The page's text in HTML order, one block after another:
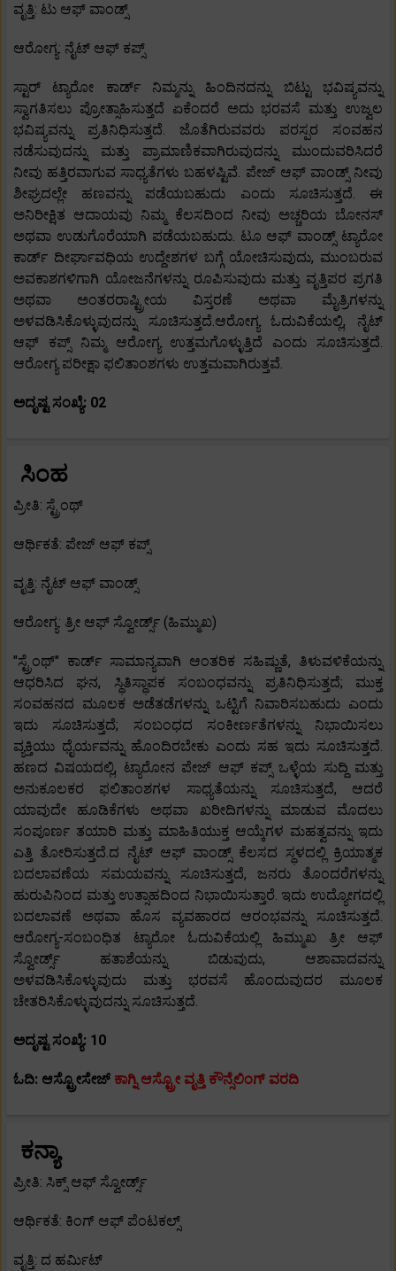
ವೃತ್ತಿ: ಟು ಆಫ್ ವಾಂಡ್ಸ್
ಆರೋಗ್ಯ: ನೈಟ್ ಆಫ್ ಕಪ್ಸ್
ಸ್ಟಾರ್ ಟ್ಯಾರೋ ಕಾರ್ಡ್ ನಿಮ್ಮನ್ನು ಹಿಂದಿನದನ್ನು ಬಿಟ್ಟು ಭವಿಷ್ಯವನ್ನು
ಸ್ವಾಗತಿಸಲು ಪ್ರೋತ್ಸಾಹಿಸುತ್ತದೆ ಏಕೆಂದರೆ ಅದು ಭರವಸೆ ಮತ್ತು ಉಜ್ವಲ
ಭವಿಷ್ಯವನ್ನು ಪ್ರತಿನಿಧಿಸುತ್ತದೆ. ಜೊತೆಗಿರುವವರು ಪರಸ್ಪರ ಸಂವಹನ
ನಡೆಸುವುದನ್ನು ಮತ್ತು ಪ್ರಾಮಾಣಿಕವಾಗಿರುವುದನ್ನು ಮುಂದುವರಿಸಿದರೆ
ನೀವು ಹತ್ತಿರವಾಗುವ ಸಾಧ್ಯತೆಗಳು ಬಹಳಷ್ಟಿವೆ. ಪೇಜ್ ಆಫ್ ವಾಂಡ್ಸ್ ನೀವು
ಶೀಘ್ರದಲ್ಲೇ ಹಣವನ್ನು ಪಡೆಯಬಹುದು ಎಂದು ಸೂಚಿಸುತ್ತದೆ. ಈ
ಅನಿರೀಕ್ಷಿತ ಆದಾಯವು ನಿಮ್ಮ ಕೆಲಸದಿಂದ ನೀವು ಅಚ್ಚರಿಯ ಬೋನಸ್
ಅಥವಾ ಉಡುಗೊರೆಯಾಗಿ ಪಡೆಯಬಹುದು. ಟೂ ಆಫ್ ವಾಂಡ್ಸ್ ಟ್ಯಾರೋ
ಕಾರ್ಡ್ ದೀರ್ಘಾವಧಿಯ ಉದ್ದೇಶಗಳ ಬಗ್ಗೆ ಯೋಚಿಸುವುದು, ಮುಂಬರುವ
ಅವಕಾಶಗಳಿಗಾಗಿ ಯೋಜನೆಗಳನ್ನು ರೂಪಿಸುವುದು ಮತ್ತು ವೃತ್ತಿಪರ ಪ್ರಗತಿ
ಅಥವಾ ಅಂತರರಾಷ್ಟ್ರೀಯ ವಿಸ್ತರಣೆ ಅಥವಾ ಮೈತ್ರಿಗಳನ್ನು
ಅಳವಡಿಸಿಕೊಳ್ಳುವುದನ್ನು ಸೂಚಿಸುತ್ತದೆ.ಆರೋಗ್ಯ ಓದುವಿಕೆಯಲ್ಲಿ, ನೈಟ್
ಆಫ್ ಕಪ್ಸ್ ನಿಮ್ಮ ಆರೋಗ್ಯ ಉತ್ತಮಗೊಳ್ಳುತ್ತಿದೆ ಎಂದು ಸೂಚಿಸುತ್ತದೆ.
ಆರೋಗ್ಯ ಪರೀಕ್ಷಾ ಫಲಿತಾಂಶಗಳು ಉತ್ತಮವಾಗಿರುತ್ತವೆ.
ಅದೃಷ್ಟ ಸಂಖ್ಯೆ: 02
ಸಿಂಹ
ಪ್ರೀತಿ: ಸ್ಟ್ರೆಂಥ್
ಆರ್ಥಿಕತೆ: ಪೇಜ್ ಆಫ್ ಕಪ್ಸ್
ವೃತ್ತಿ: ನೈಟ್ ಆಫ್ ವಾಂಡ್ಸ್
ಆರೋಗ್ಯ: ತ್ರೀ ಆಫ್ ಸ್ವೋರ್ಡ್ಸ್ (ಹಿಮ್ಮುಖ)
"ಸ್ಟ್ರೆಂಥ್" ಕಾರ್ಡ್ ಸಾಮಾನ್ಯವಾಗಿ ಆಂತರಿಕ ಸಹಿಷ್ಣುತೆ, ತಿಳುವಳಿಕೆಯನ್ನು
ಆಧರಿಸಿದ ಘನ, ಸ್ಥಿತಿಸ್ಥಾಪಕ ಸಂಬಂಧವನ್ನು ಪ್ರತಿನಿಧಿಸುತ್ತದೆ; ಮುಕ್ತ
ಸಂವಹನದ ಮೂಲಕ ಅಡೆತಡೆಗಳನ್ನು ಒಟ್ಟಿಗೆ ನಿವಾರಿಸಬಹುದು ಎಂದು
ಇದು ಸೂಚಿಸುತ್ತದೆ; ಸಂಬಂಧದ ಸಂಕೀರ್ಣತೆಗಳನ್ನು ನಿಭಾಯಿಸಲು
ವ್ಯಕ್ತಿಯು ಧೈರ್ಯವನ್ನು ಹೊಂದಿರಬೇಕು ಎಂದು ಸಹ ಇದು ಸೂಚಿಸುತ್ತದೆ.
ಹಣದ ವಿಷಯದಲ್ಲಿ, ಟ್ಯಾರೋನ ಪೇಜ್ ಆಫ್ ಕಪ್ಸ್ ಒಳ್ಳೆಯ ಸುದ್ದಿ ಮತ್ತು
ಅನುಕೂಲಕರ ಫಲಿತಾಂಶಗಳ ಸಾಧ್ಯತೆಯನ್ನು ಸೂಚಿಸುತ್ತದೆ, ಆದರೆ
ಯಾವುದೇ ಹೂಡಿಕೆಗಳು ಅಥವಾ ಖರೀದಿಗಳನ್ನು ಮಾಡುವ ಮೊದಲು
ಸಂಪೂರ್ಣ ತಯಾರಿ ಮತ್ತು ಮಾಹಿತಿಯುಕ್ತ ಆಯ್ಕೆಗಳ ಮಹತ್ವವನ್ನು ಇದು
ಎತ್ತಿ ತೋರಿಸುತ್ತದೆ.ದ ನೈಟ್ ಆಫ್ ವಾಂಡ್ಸ್ ಕೆಲಸದ ಸ್ಥಳದಲ್ಲಿ ಕ್ರಿಯಾತ್ಮಕ
ಬದಲಾವಣೆಯ ಸಮಯವನ್ನು ಸೂಚಿಸುತ್ತದೆ, ಜನರು ತೊಂದರೆಗಳನ್ನು
ಹುರುಪಿನಿಂದ ಮತ್ತು ಉತ್ಸಾಹದಿಂದ ನಿಭಾಯಿಸುತ್ತಾರೆ. ಇದು ಉದ್ಯೋಗದಲ್ಲಿ
ಬದಲಾವಣೆ ಅಥವಾ ಹೊಸ ವ್ಯವಹಾರದ ಆರಂಭವನ್ನು ಸೂಚಿಸುತ್ತದೆ.
ಆರೋಗ್ಯ-ಸಂಬಂಧಿತ ಟ್ಯಾರೋ ಓದುವಿಕೆಯಲ್ಲಿ ಹಿಮ್ಮುಖ ತ್ರೀ ಆಫ್
ಸ್ವೋರ್ಡ್ಸ್ ಹತಾಶೆಯನ್ನು ಬಿಡುವುದು, ಆಶಾವಾದವನ್ನು
ಅಳವಡಿಸಿಕೊಳ್ಳುವುದು ಮತ್ತು ಭರವಸೆ ಹೊಂದುವುದರ ಮೂಲಕ
ಚೇತರಿಸಿಕೊಳ್ಳುವುದನ್ನು ಸೂಚಿಸುತ್ತದೆ.
ಅದೃಷ್ಟ ಸಂಖ್ಯೆ: 10
ಓದಿ: ಆಸ್ಟ್ರೋಸೇಜ್ ಕಾಗ್ನಿ ಆಸ್ಟ್ರೋ ವೃತ್ತಿ ಕೌನ್ಸೆಲಿಂಗ್ ವರದಿ
ಕನ್ಯಾ
ಪ್ರೀತಿ: ಸಿಕ್ಸ್ ಆಫ್ ಸ್ವೋರ್ಡ್ಸ್
ಆರ್ಥಿಕತೆ: ಕಿಂಗ್ ಆಫ್ ಪೆಂಟಕಲ್ಸ್
ವೃತ್ತಿ: ದ ಹರ್ಮಿಟ್